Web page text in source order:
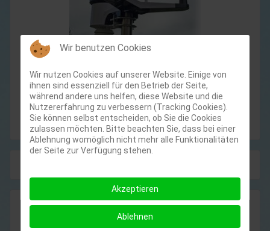
Aktuelles Wetter
und Statistiken:
Wetterstation Wersau ⇒
Wir benutzen Cookies
Wir nutzen Cookies auf unserer Website. Einige von
ihnen sind essenziell für den Betrieb der Seite,
während andere uns helfen, diese Website und die
Nutzererfahrung zu verbessern (Tracking Cookies).
Sie können selbst entscheiden, ob Sie die Cookies
zulassen möchten. Bitte beachten Sie, dass bei einer
Ablehnung womöglich nicht mehr alle Funktionalitäten
der Seite zur Verfügung stehen.
Akzeptieren
Ablehnen